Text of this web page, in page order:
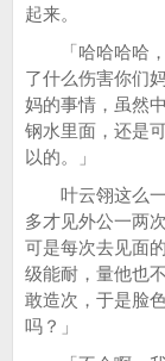
起来。
「哈哈哈哈，
了什么伤害你们
妈的事情，虽然
钢水里面，还是
以的。」
叶云翎这么一
多才见外公一两次
可是每次去见面
级能耐，量他也不
敢造次，于是脸
吗？」